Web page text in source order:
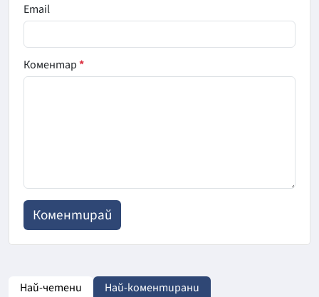
Email
Коментар*
Най-четени Най-коментирани